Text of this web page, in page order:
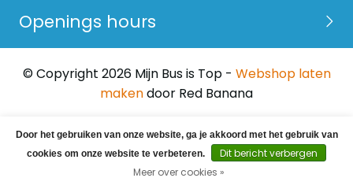
Openings hours
© Copyright 2026 Mijn Bus is Top - Webshop laten
makendoor Red Banana
Door het gebruiken van onze website, ga je akkoord met het gebruik van
cookies om onze website te verbeteren.
Dit bericht verbergen
Meer over cookies »